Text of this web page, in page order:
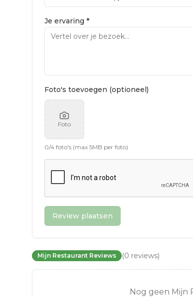
Je ervaring *
Foto's toevoegen (optioneel)
Foto
0/4 foto's (max 5MB per foto)
Review plaatsen
Mijn Restaurant Reviews (0 reviews)
Nog geen Mijn